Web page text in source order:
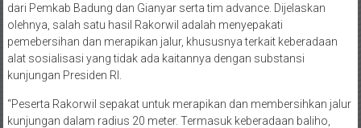
dari Pemkab Badung dan Gianyar serta tim advance. Dijelaskan
olehnya, salah satu hasil Rakorwil adalah menyepakati
pemebersihan dan merapikan jalur, khususnya terkait keberadaan
alat sosialisasi yang tidak ada kaitannya dengan substansi
kunjungan Presiden RI.
“Peserta Rakorwil sepakat untuk merapikan dan membersihkan jalur
kunjungan dalam radius 20 meter. Termasuk keberadaan baliho,